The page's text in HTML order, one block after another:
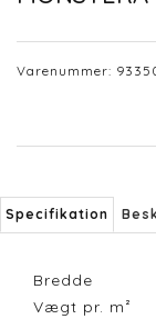
Varenummer:
Specifikation
Bredde
Vægt pr. m²